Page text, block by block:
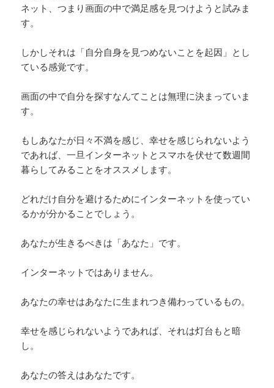
ネット、つまり画面の中で満足感を見つけようと試みま
す。
しかしそれは「自分自身を見つめないことを起因」とし
ている感覚です。
画面の中で自分を探すなんてことは無理に決まっていま
す。
もしあなたが日々不満を感じ、幸せを感じられないよう
であれば、一旦インターネットとスマホを伏せて数週間
暮らしてみることをオススメします。
どれだけ自分を避けるためにインターネットを使ってい
るかが分かることでしょう。
あなたが生きるべきは「あなた」です。
インターネットではありません。
あなたの幸せはあなたに生まれつき備わっているもの。
幸せを感じられないようであれば、それは灯台もと暗
し。
あなたの答えはあなたです。